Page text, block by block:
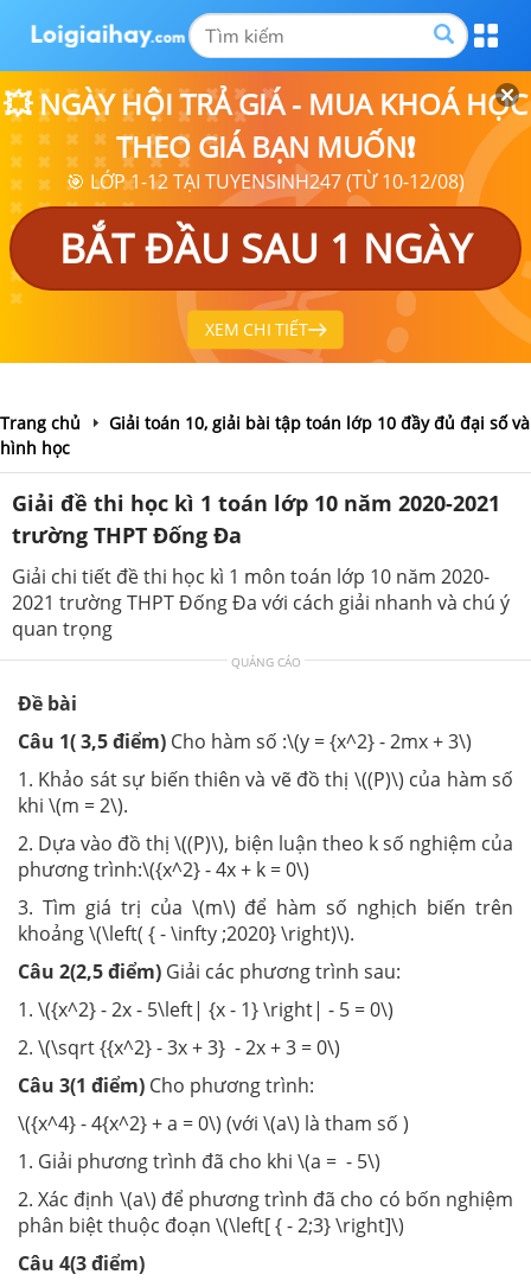
💥 NGÀY HỘI TRẢ GIÁ - MUA KHOÁ HỌC
THEO GIÁ BẠN MUỐN❗
🎯 LỚP 1-12 TẠI TUYENSINH247 (TỪ 10-12/08)
BẮT ĐẦU SAU 1 NGÀY
XEM CHI TIẾT
Trang chủ
Giải toán 10, giải bài tập toán lớp 10 đầy đủ đại số và
hình học
Giải đề thi học kì 1 toán lớp 10 năm 2020-2021
trường THPT Đống Đa
Giải chi tiết đề thi học kì 1 môn toán lớp 10 năm 2020-
2021 trường THPT Đống Đa với cách giải nhanh và chú ý
quan trọng
QUẢNG CÁO
Đề bài
Câu 1( 3,5 điểm) Cho hàm số :\(y = {x^2} - 2mx + 3\)
1. Khảo sát sự biến thiên và vẽ đồ thị \((P)\) của hàm số
khi \(m = 2\).
2. Dựa vào đồ thị \((P)\), biện luận theo k số nghiệm của
phương trình:\({x^2} - 4x + k = 0\)
3. Tìm giá trị của \(m\) để hàm số nghịch biến trên
khoảng \(\left( { - \infty ;2020} \right)\).
Câu 2(2,5 điểm) Giải các phương trình sau:
1. \({x^2} - 2x - 5\left| {x - 1} \right| - 5 = 0\)
2. \(\sqrt {{x^2} - 3x + 3} - 2x + 3 = 0\)
Câu 3(1 điểm) Cho phương trình:
\({x^4} - 4{x^2} + a = 0\) (với \(a\) là tham số )
1. Giải phương trình đã cho khi \(a = - 5\)
2. Xác định \(a\) để phương trình đã cho có bốn nghiệm
phân biệt thuộc đoạn \(\left[ { - 2;3} \right]\)
Câu 4(3 điểm)